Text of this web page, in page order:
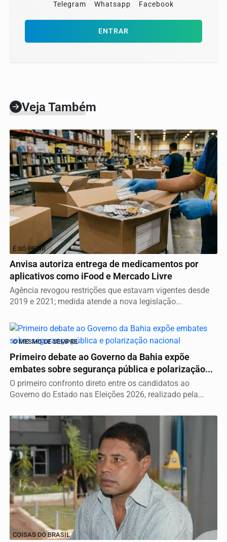
Telegram Whatsapp Facebook
ENTRAR
Veja Também
É SÓ PEDIR
Anvisa autoriza entrega de medicamentos por
aplicativos como iFood e Mercado Livre
Agência revogou restrições que estavam vigentes desde
2019 e 2021; medida atende a nova legislação...
O MESMO DE SEMPRE
Primeiro debate ao Governo da Bahia expõe
embates sobre segurança pública e polarização...
O primeiro confronto direto entre os candidatos ao
Governo do Estado nas Eleições 2026, realizado pela...
COISAS DO BRASIL